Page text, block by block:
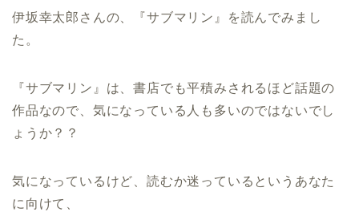
伊坂幸太郎さんの、『サブマリン』を読んでみまし
た。
『サブマリン』は、書店でも平積みされるほど話題の
作品なので、気になっている人も多いのではないでし
ょうか？？
気になっているけど、読むか迷っているというあなた
に向けて、